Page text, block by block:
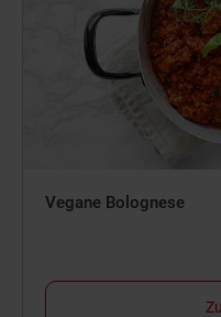
Vegane Bolognese